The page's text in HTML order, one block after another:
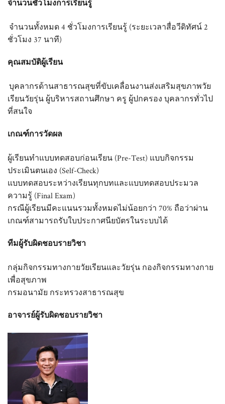
จำนวนชั่วโมงการเรียนรู้
จำนวนทั้งหมด 4 ชั่วโมงการเรียนรู้ (ระยะเวลาสื่อวีดิทัศน์ 2
ชั่วโมง 37 นาที)
คุณสมบัติผู้เรียน
บุคลากรด้านสาธารณสุขที่ขับเคลื่อนงานส่งเสริมสุขภาพวัย
เรียนวัยรุ่น ผู้บริหารสถานศึกษา ครู ผู้ปกครอง บุคลากรทั่วไป
ที่สนใจ
เกณฑ์การวัดผล
ผู้เรียนทำแบบทดสอบก่อนเรียน (Pre-Test) แบบกิจกรรม
ประเมินตนเอง (Self-Check)
แบบทดสอบระหว่างเรียนทุกบทและแบบทดสอบประมวล
ความรู้ (Final Exam)
กรณีผู้เรียนมีคะแนนรวมทั้งหมดไม่น้อยกว่า 70% ถือว่าผ่าน
เกณฑ์สามารถรับใบประกาศนียบัตรในระบบได้
ทีมผู้รับผิดชอบรายวิชา
กลุ่มกิจกรรมทางกายวัยเรียนและวัยรุ่น กองกิจกรรมทางกาย
เพื่อสุขภาพ
กรมอนามัย กระทรวงสาธารณสุข
อาจารย์ผู้รับผิดชอบรายวิชา